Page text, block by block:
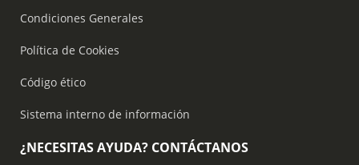
Condiciones Generales
Política de Cookies
Código ético
Sistema interno de información
¿NECESITAS AYUDA? CONTÁCTANOS